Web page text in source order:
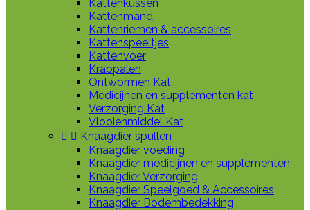
Kattenkussen
Kattenmand
Kattenriemen & accessoires
Kattenspeeltjes
Kattenvoer
Krabpalen
Ontwormen Kat
Medicijnen en supplementen kat
Verzorging Kat
Vlooienmiddel Kat
  Knaagdier spullen
Knaagdier voeding
Knaagdier medicijnen en supplementen
Knaagdier Verzorging
Knaagdier Speelgoed & Accessoires
Knaagdier Bodembedekking